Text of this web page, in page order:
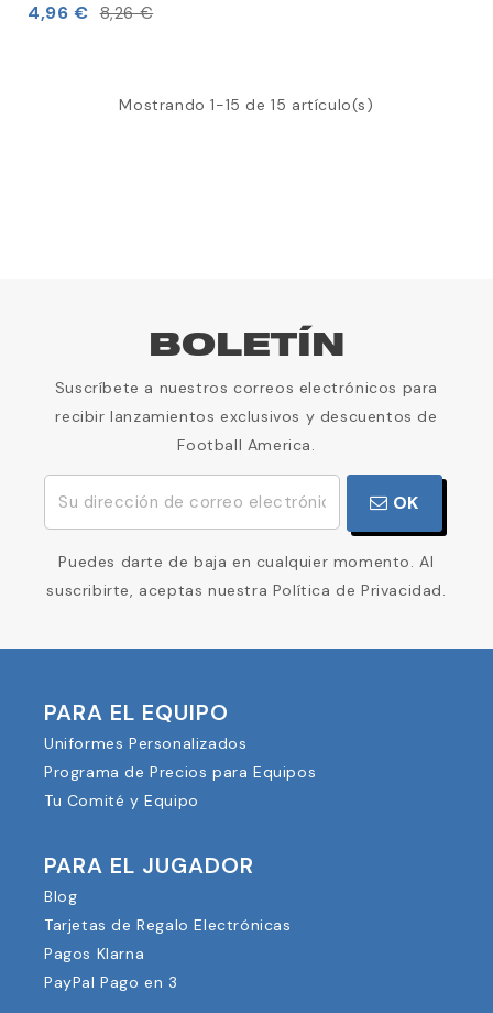
4,96 € 8,26 €
Mostrando 1-15 de 15 artículo(s)
BOLETÍN
Suscríbete a nuestros correos electrónicos para
recibir lanzamientos exclusivos y descuentos de
Football America.
OK
Puedes darte de baja en cualquier momento. Al
suscribirte, aceptas nuestra Política de Privacidad.
PARA EL EQUIPO
Uniformes Personalizados
Programa de Precios para Equipos
Tu Comité y Equipo
PARA EL JUGADOR
Blog
Tarjetas de Regalo Electrónicas
Pagos Klarna
PayPal Pago en 3